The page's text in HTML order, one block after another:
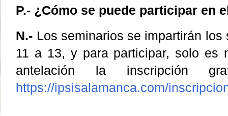
P.- ¿Cómo se puede participar en
N.- Los seminarios se impartirán los
11 a 13, y para participar, solo es
antelación la inscripción
https://ipsisalamanca.com/